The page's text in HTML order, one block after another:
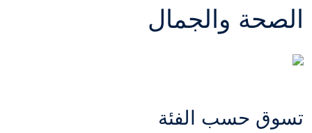
الصحة والجمال
تسوق حسب الفئة